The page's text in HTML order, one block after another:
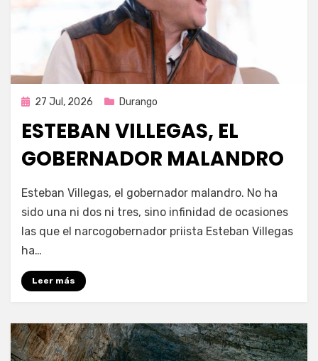
Publicada
27 Jul, 2026 Durango
ESTEBAN VILLEGAS, EL
GOBERNADOR MALANDRO
por Fernando Miranda Servín
Esteban Villegas, el gobernador malandro. No ha
sido una ni dos ni tres, sino infinidad de ocasiones
las que el narcogobernador priista Esteban Villegas
ha…
Leer más